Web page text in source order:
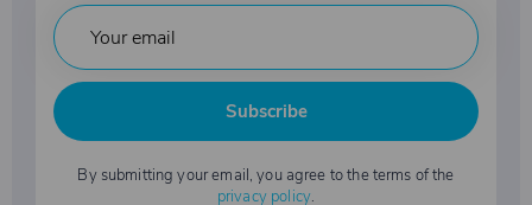
Subscribe
By submitting your email, you agree to the terms of the
privacy policy.